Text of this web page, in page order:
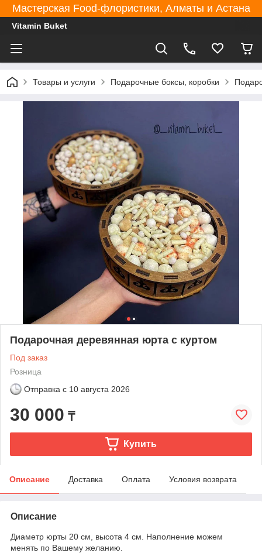
Мастерская Food-флористики, Алматы и Астана
Vitamin Buket
Товары и услуги Подарочные боксы, коробки
Подарочная деревянная юрта с куртом
Под заказ
Розница
Отправка с 10 августа 2026
30 000 ₸
Купить
Описание Доставка Оплата Условия возврата
Описание
Диаметр юрты 20 см, высота 4 см. Наполнение можем
менять по Вашему желанию.